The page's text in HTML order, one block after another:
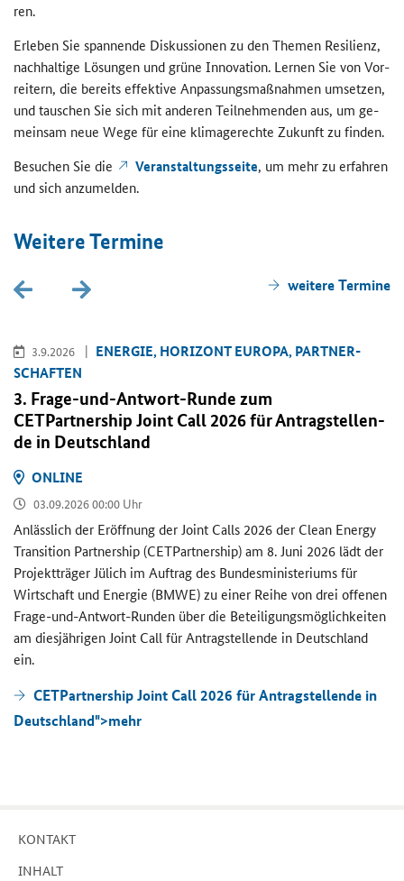
ren.
Er­le­ben Sie span­nen­de Dis­kus­sio­nen zu den The­men Re­si­li­enz,
nach­hal­ti­ge Lö­sun­gen und grüne In­no­va­ti­on. Ler­nen Sie von Vor­
rei­tern, die be­reits ef­fek­ti­ve An­pas­sungs­maß­nah­men um­set­zen,
und tau­schen Sie sich mit an­de­ren Teil­neh­men­den aus, um ge­
mein­sam neue Wege für eine kli­ma­ge­rech­te Zu­kunft zu fin­den.
Be­su­chen Sie die
Ver­an­stal­tungs­sei­te, um mehr zu er­fah­ren
und sich an­zu­mel­den.
Wei­te­re Ter­mi­ne
wei­te­re Ter­mi­ne
3.9.2026
EN­ER­GIE, HO­RI­ZONT EU­RO­PA, PART­NER­
SCHAF­TEN
3. Frage-​und-Antwort-Runde zum
CETPartnership Joint Call 2026 für An­trag­stel­len­
de in Deutsch­land
ON­LINE
03.09.2026 00:00 Uhr
An­läss­lich der Er­öff­nung derJoint Calls 2026 der Clean Energy
Transition Partnership (CETPartnership)am 8. Juni 2026 lädt der
Pro­jekt­trä­ger Jü­lich im Auf­trag des Bun­des­mi­nis­te­ri­ums für
Wirt­schaft und En­er­gie (BMWE) zu einer Reihe von drei of­fe­nen
Frage-​und-Antwort-Runden über die Be­tei­li­gungs­mög­lich­kei­ten
am dies­jäh­ri­genJoint Callfür An­trag­stel­len­de in Deutsch­land
ein.
CETPartnership Joint Call 2026 für Antragstellende in
Deutschland">mehr
KON­TAKT
IN­HALT